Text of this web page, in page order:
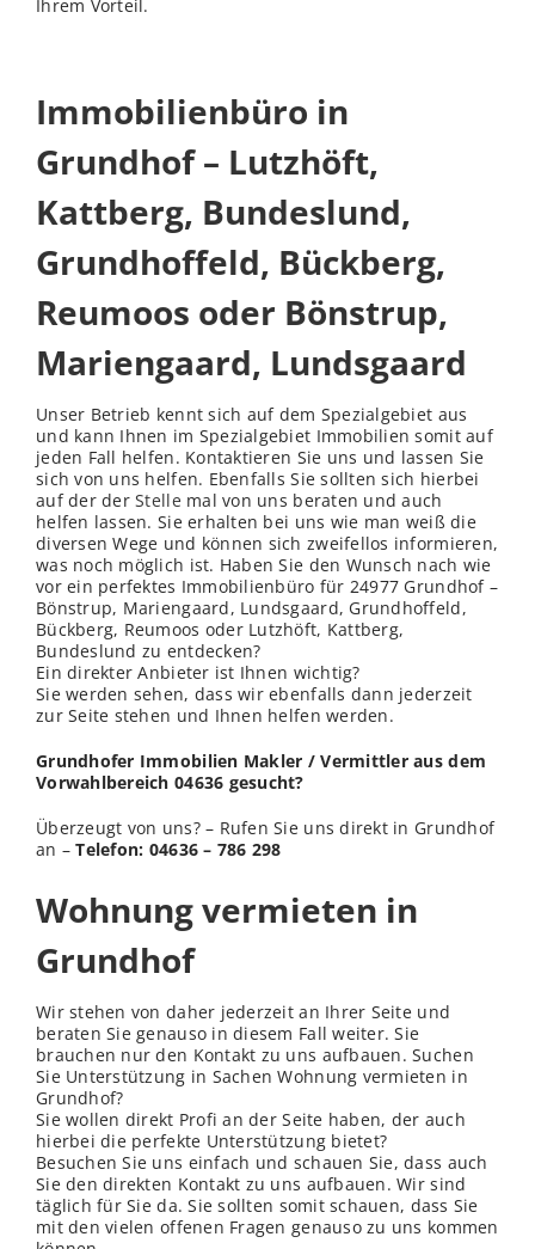
Ihrem Vorteil.
Immobilienbüro in
Grundhof – Lutzhöft,
Kattberg, Bundeslund,
Grundhoffeld, Bückberg,
Reumoos oder Bönstrup,
Mariengaard, Lundsgaard
Unser Betrieb kennt sich auf dem Spezialgebiet aus
und kann Ihnen im Spezialgebiet Immobilien somit auf
jeden Fall helfen. Kontaktieren Sie uns und lassen Sie
sich von uns helfen. Ebenfalls Sie sollten sich hierbei
auf der derStellemal von uns beraten und auch
helfen lassen. Sie erhalten bei uns wie man weiß die
diversen Wege und können sich zweifellos informieren,
was noch möglich ist. Haben Sie den Wunsch nach wie
vor ein perfektes Immobilienbüro für 24977 Grundhof –
Bönstrup, Mariengaard, Lundsgaard, Grundhoffeld,
Bückberg, Reumoos oder Lutzhöft, Kattberg,
Bundeslund zu entdecken?
Ein direkter Anbieter ist Ihnen wichtig?
Sie werden sehen, dass wir ebenfalls dann jederzeit
zur Seite stehen und Ihnen helfen werden.
Grundhofer Immobilien Makler / Vermittler aus dem
Vorwahlbereich 04636 gesucht?
Überzeugt von uns? – Rufen Sie uns direkt in Grundhof
an –Telefon: 04636 – 786 298
Wohnung vermieten in
Grundhof
Wir stehen von daher jederzeit an Ihrer Seite und
beraten Sie genauso in diesem Fall weiter. Sie
brauchen nur den Kontakt zu uns aufbauen. Suchen
Sie Unterstützung in Sachen Wohnung vermieten in
Grundhof?
Sie wollen direkt Profi an der Seite haben, der auch
hierbei die perfekte Unterstützung bietet?
Besuchen Sie uns einfach und schauen Sie, dass auch
Sie den direkten Kontakt zu uns aufbauen. Wir sind
täglich für Sie da. Sie sollten somit schauen, dass Sie
mit den vielen offenen Fragen genauso zu uns kommen